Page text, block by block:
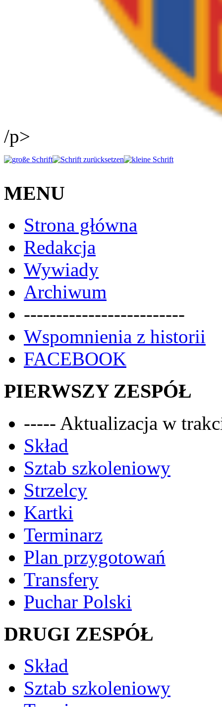
/p>
MENU
Strona główna
Redakcja
Wywiady
Archiwum
-------------------------
Wspomnienia z historii
FACEBOOK
PIERWSZY ZESPÓŁ
----- Aktualizacja w
Skład
Sztab szkoleniowy
Strzelcy
Kartki
Terminarz
Plan przygotowań
Transfery
Puchar Polski
DRUGI ZESPÓŁ
Skład
Sztab szkoleniowy